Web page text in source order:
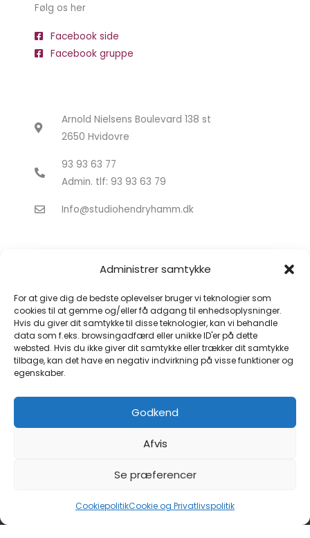
Administrer samtykke
For at give dig de bedste oplevelser bruger vi teknologier som
cookies til at gemme og/eller få adgang til enhedsoplysninger.
Hvis du giver dit samtykke til disse teknologier, kan vi behandle
data som f.eks. browsingadfærd eller unikke ID'er på dette
websted. Hvis du ikke giver dit samtykke eller trækker dit samtykke
tilbage, kan det have en negativ indvirkning på visse funktioner og
egenskaber.
Godkend
Afvis
Se præferencer
CookiepolitikCookie og Privatlivspolitik
Følg os her
Facebook side
Facebook gruppe
Arnold Nielsens Boulevard 138 st
2650 Hvidovre
93 93 63 77
Admin. tlf: 93 93 63 79
Info@studiohendryhamm.dk
Klik for at acceptere markedsføring
cookies og aktivere dette indhold
Copyright © 2026 Studio Hendry Hamm